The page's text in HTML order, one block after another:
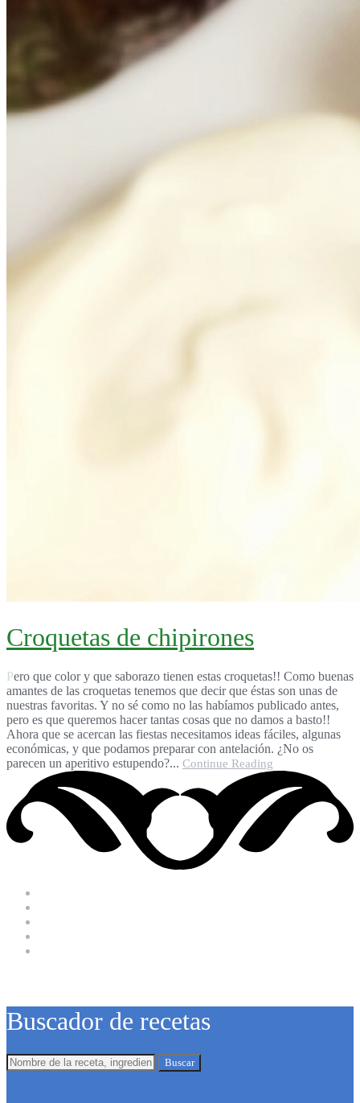
Croquetas de chipirones
Pero que color y que saborazo tienen estas croquetas!! Como buenas
amantes de las croquetas tenemos que decir que éstas son unas de
nuestras favoritas. Y no sé como no las habíamos publicado antes,
pero es que queremos hacer tantas cosas que no damos a basto!!
Ahora que se acercan las fiestas necesitamos ideas fáciles, algunas
económicas, y que podamos preparar con antelación. ¿No os
parecen un aperitivo estupendo?... Continue Reading
Buscador de recetas
Buscar